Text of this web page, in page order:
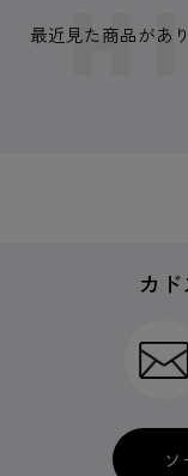
最近見た商品があ
カ